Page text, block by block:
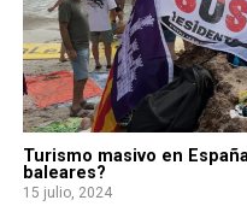
Turismo masivo en
baleares?
15 julio, 2024